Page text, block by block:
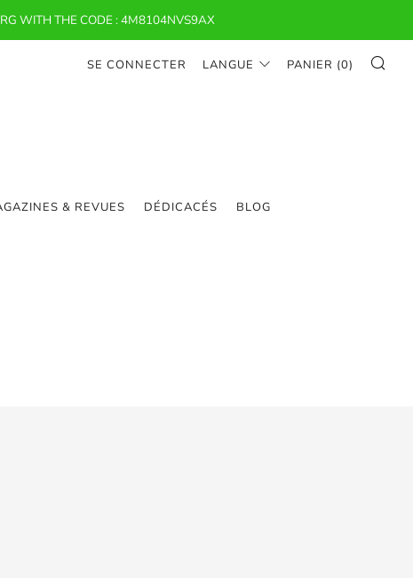
WITH THE CODE : 4M8104NVS9AX
& REVUES DÉDICACÉS
BLOG
SE CONNECTER LANGUE PANIER (0)